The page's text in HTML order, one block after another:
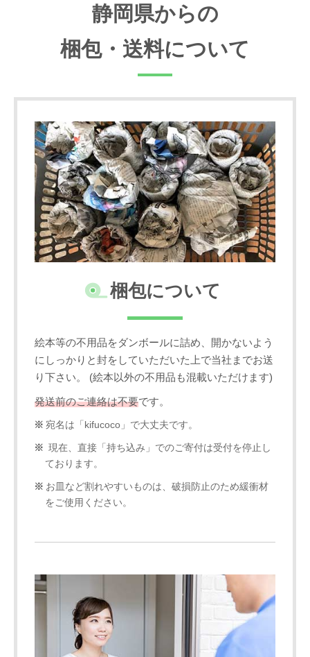
静岡県からの
梱包・送料について
梱包について
絵本等の不用品をダンボールに詰め、開かないよう
にしっかりと封をしていただいた上で当社までお送
り下さい。 (絵本以外の不用品も混載いただけます)
発送前のご連絡は不要です。
宛名は「kifucoco」で大丈夫です。
現在、直接「持ち込み」でのご寄付は受付を停止し
ております。
お皿など割れやすいものは、破損防止のため緩衝材
をご使用ください。